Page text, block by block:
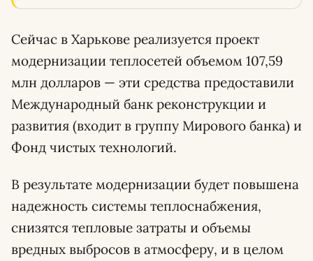
Сейчас в Харькове реализуется проект
модернизации теплосетей объемом 107,59
млн долларов — эти средства предоставили
Международный банк реконструкции и
развития (входит в группу Мирового банка) и
Фонд чистых технологий.
В результате модернизации будет повышена
надежность системы теплоснабжения,
снизятся тепловые затраты и объемы
вредных выбросов в атмосферу, и в целом